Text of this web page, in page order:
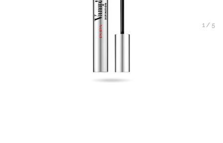
1/ 5